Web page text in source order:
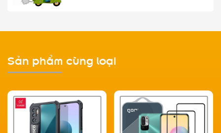
Sản phẩm cùng loại